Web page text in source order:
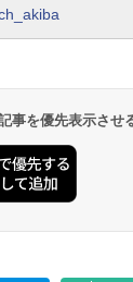
事を優先表示させ